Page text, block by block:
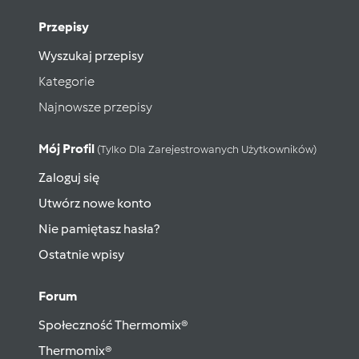
Przepisy
Wyszukaj przepisy
Kategorie
Najnowsze przepisy
Mój Profil (tylko Dla Zarejestrowanych Użytkowników)
Zaloguj się
Utwórz nowe konto
Nie pamiętasz hasła?
Ostatnie wpisy
Forum
Społeczność Thermomix®
Thermomix®